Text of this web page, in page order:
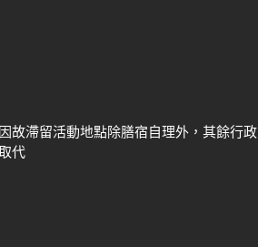
故滯留活動地點除膳宿自理外，其餘行政
代